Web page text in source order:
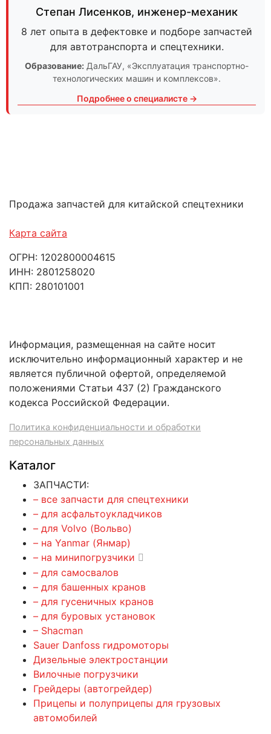
Степан Лисенков, инженер-механик
8 лет опыта в дефектовке и подборе запчастей
для автотранспорта и спецтехники.
Образование: ДальГАУ, «Эксплуатация транспортно-
технологических машин и комплексов».
Подробнее о специалисте →
Продажа запчастей для китайской спецтехники
Карта сайта
ОГРН: 1202800004615
ИНН: 2801258020
КПП: 280101001
Информация, размещенная на сайте носит
исключительно информационный характер и не
является публичной офертой, определяемой
положениями Статьи 437 (2) Гражданского
кодекса Российской Федерации.
Политика конфиденциальности и обработки
персональных данных
Каталог
ЗАПЧАСТИ:
– все запчасти для спецтехники
– для асфальтоукладчиков
– для Volvo (Вольво)
– на Yanmar (Янмар)
– на минипогрузчики
– для самосвалов
– для башенных кранов
– для гусеничных кранов
– для буровых установок
– Shacman
Sauer Danfoss гидромоторы
Дизельные электростанции
Вилочные погрузчики
Грейдеры (автогрейдер)
Прицепы и полуприцепы для грузовых
автомобилей